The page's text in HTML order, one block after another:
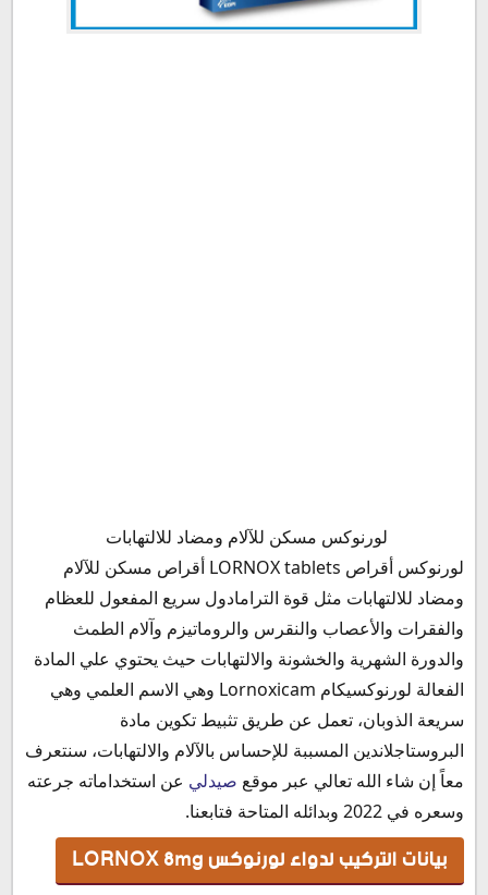
بيانات التركيب لدواء لورنوكس LORNOX 8mg
لورنوكس صيدلي
دواعي استعمال مسكن لورنوكس أقراص LORNOX 4mg
tablets
الآثار الجانبية لتناول دواء لورنوكس
الآثار الجانبية الشائعة لدواء لورنوكس
الآثار الجانبية النادرة لدواء لورنوكس
موانع استعمال لورنوكس
لورنوكس حبوب للحامل
لورنوكس والرضاعة
كبسولات لورنوكس لمرضي الكبد والكلي والقلب
التفاعلات الدوائية مع لورنوكس 8 ملجم أقراص
لورنوكس مسكن للآلام ومضاد للالتهابات
لورنوكس أقراص LORNOX tablets أقراص مسكن للآلام
ومضاد للالتهابات مثل قوة الترامادول سريع المفعول للعظام
والفقرات والأعصاب والنقرس والروماتيزم وآلام الطمث
والدورة الشهرية والخشونة والالتهابات حيث يحتوي علي المادة
الفعالة لورنوكسيكام Lornoxicam وهي الاسم العلمي وهي
سريعة الذوبان، تعمل عن طريق تثبيط تكوين مادة
البروستاجلاندين المسببة للإحساس بالآلام والالتهابات، سنتعرف
معاً إن شاء الله تعالي عبر موقع صيدلي عن استخداماته جرعته
وسعره في 2022 وبدائله المتاحة فتابعنا.
بيانات التركيب لدواء لورنوكس LORNOX 8mg